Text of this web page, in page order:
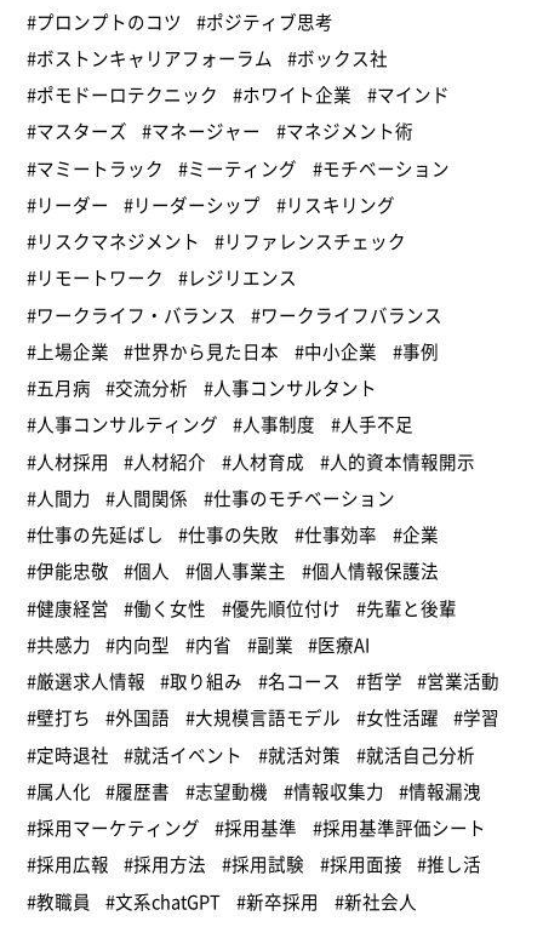
#プロンプトのコツ
#ポジティブ思考
#ボストンキャリアフォーラム
#ボックス社
#ポモドーロテクニック
#ホワイト企業
#マインド
#マスターズ
#マネージャー
#マネジメント術
#マミートラック
#ミーティング
#モチベーション
#リーダー
#リーダーシップ #リスキリング
#リスクマネジメント
#リファレンスチェック
#リモートワーク
#レジリエンス
#ワークライフ・バランス
#ワークライフバランス
#上場企業
#世界から見た日本 #中小企業
#事例
#五月病
#交流分析
#人事コンサルタント
#人事コンサルティング
#人事制度
#人手不足
#人材採用
#人材紹介 #人材育成
#人的資本情報開示
#人間力
#人間関係
#仕事のモチベーション
#仕事の先延ばし
#仕事の失敗 #仕事効率
#企業
#伊能忠敬
#個人 #個人事業主
#個人情報保護法
#健康経営
#働く女性 #優先順位付け
#先輩と後輩
#共感力
#内向型 #内省 #副業 #医療AI
#厳選求人情報
#取り組み #名コース #哲学 #営業活動
#壁打ち
#外国語 #大規模言語モデル #女性活躍 #学習
#定時退社
#就活イベント #就活対策
#就活自己分析
#属人化
#履歴書 #志望動機 #情報収集力 #情報漏洩
#採用マーケティング
#採用基準
#採用基準評価シート
#採用広報
#採用方法 #採用試験 #採用面接 #推し活
#教職員
#文系chatGPT #新卒採用
#新社会人